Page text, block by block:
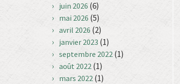
juin 2026 (6)
mai 2026 (5)
avril 2026 (2)
janvier 2023 (1)
septembre 2022 (1)
août 2022 (1)
mars 2022 (1)